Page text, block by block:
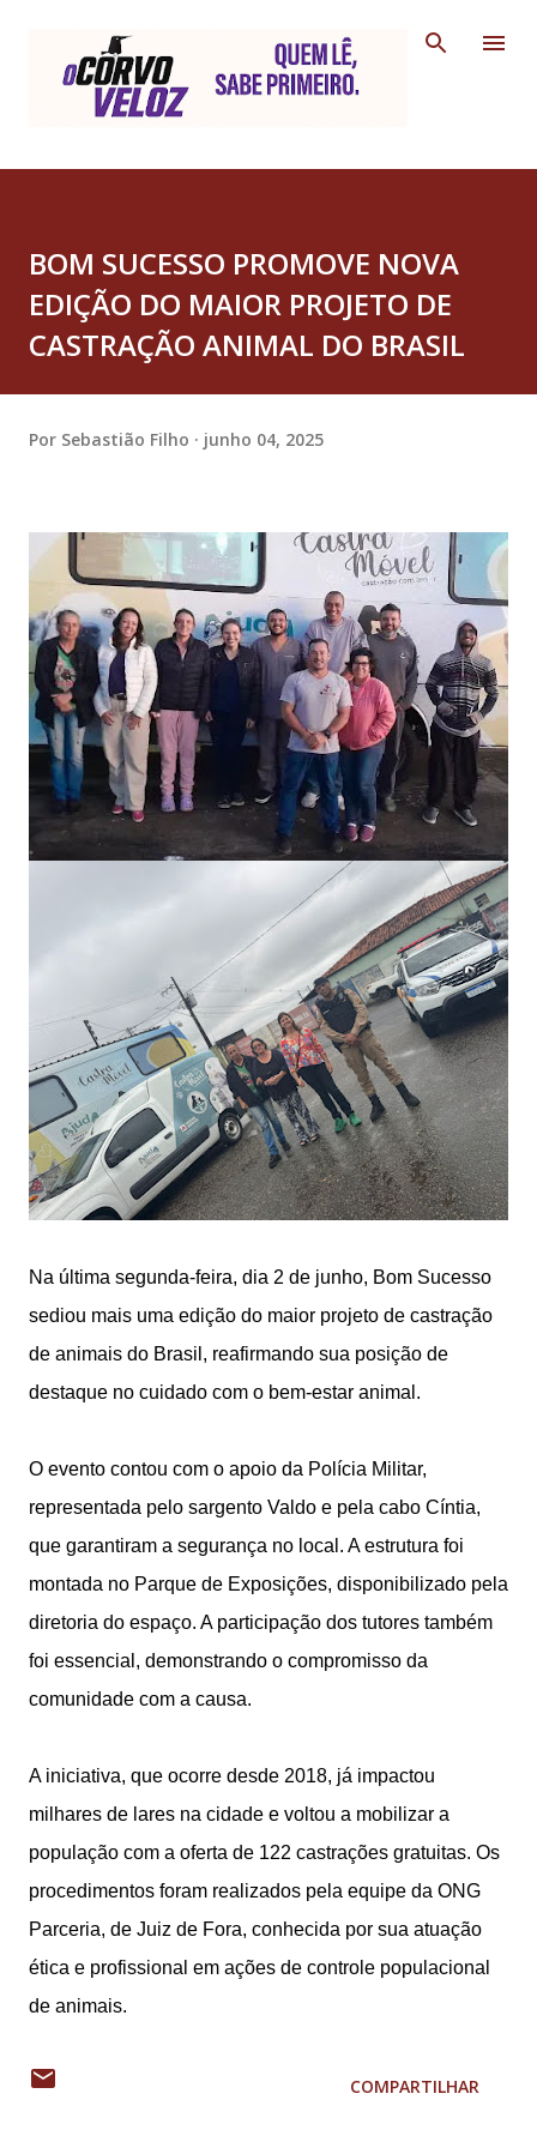
BOM SUCESSO PROMOVE NOVA
EDIÇÃO DO MAIOR PROJETO DE
CASTRAÇÃO ANIMAL DO BRASIL
Por Sebastião Filho junho 04, 2025
Na última segunda-feira, dia 2 de junho, Bom Sucesso
sediou mais uma edição do maior projeto de castração
de animais do Brasil, reafirmando sua posição de
destaque no cuidado com o bem-estar animal.
O evento contou com o apoio da Polícia Militar,
representada pelo sargento Valdo e pela cabo Cíntia,
que garantiram a segurança no local. A estrutura foi
montada no Parque de Exposições, disponibilizado pela
diretoria do espaço. A participação dos tutores também
foi essencial, demonstrando o compromisso da
comunidade com a causa.
A iniciativa, que ocorre desde 2018, já impactou
milhares de lares na cidade e voltou a mobilizar a
população com a oferta de 122 castrações gratuitas. Os
procedimentos foram realizados pela equipe da ONG
Parceria, de Juiz de Fora, conhecida por sua atuação
ética e profissional em ações de controle populacional
de animais.
COMPARTILHAR